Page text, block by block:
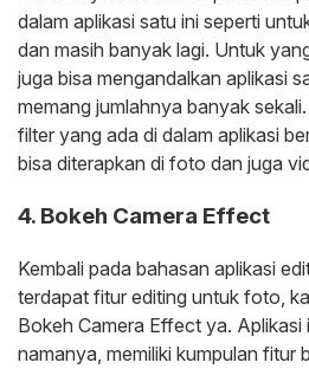
dalam aplikasi satu ini seperti
dan masih banyak lagi. Untuk
juga bisa mengandalkan aplikasi
memang jumlahnya banyak
filter yang ada di dalam aplikasi
bisa diterapkan di foto dan juga
4. Bokeh Camera Effect
Kembali pada bahasan aplikasi
terdapat fitur editing untuk foto,
Bokeh Camera Effect ya. Aplikasi
namanya, memiliki kumpulan fitur